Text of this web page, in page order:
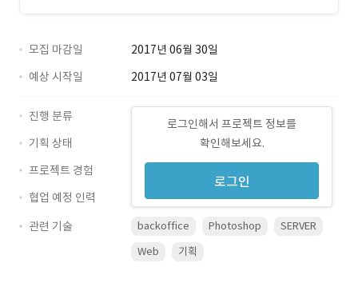
모집 마감일
2017년 06월 30일
예상 시작일
2017년 07월 03일
로그인해서 프로젝트 정보를
확인해보세요.
로그인
진행 분류
기획 상태
프로젝트 경험
협업 예정 인력
관련 기술
backoffice Photoshop
SERVER
Web
기획